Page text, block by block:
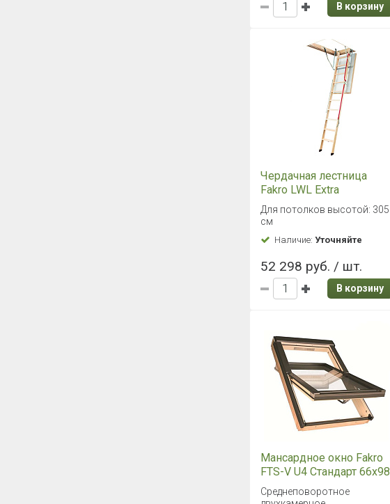
В корзину
Чердачная лестница
Fakro LWL Extra
70х130/305
Для потолков высотой: 305
см
Наличие: Уточняйте
52 298 руб. / шт.
В корзину
Мансардное окно Fakro
FTS-V U4 Стандарт 66х98
Среднеповоротное